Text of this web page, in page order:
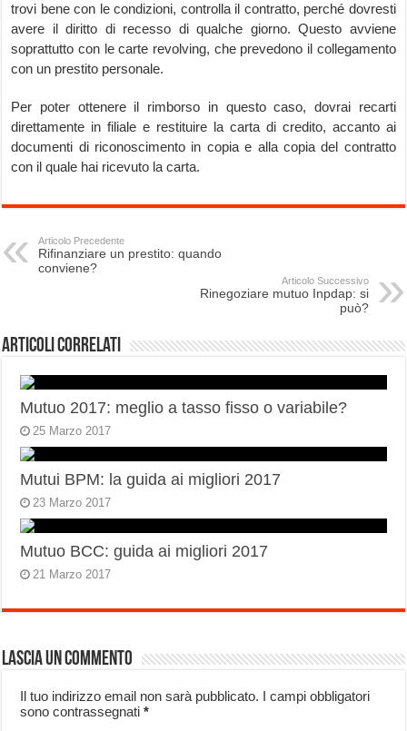
trovi bene con le condizioni, controlla il contratto, perché dovresti
avere il diritto di recesso di qualche giorno. Questo avviene
soprattutto con le carte revolving, che prevedono il collegamento
con un prestito personale.
Per poter ottenere il rimborso in questo caso, dovrai recarti
direttamente in filiale e restituire la carta di credito, accanto ai
documenti di riconoscimento in copia e alla copia del contratto
con il quale hai ricevuto la carta.
Articolo Precedente
Rifinanziare un prestito: quando
conviene?
Articolo Successivo
Rinegoziare mutuo Inpdap: si
può?
Articoli correlati
Mutuo 2017: meglio a tasso fisso o variabile?
25 Marzo 2017
Mutui BPM: la guida ai migliori 2017
23 Marzo 2017
Mutuo BCC: guida ai migliori 2017
21 Marzo 2017
Lascia un commento
Il tuo indirizzo email non sarà pubblicato. I campi obbligatori
sono contrassegnati*